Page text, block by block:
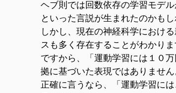
ヘブ則では回数依存の学習モデ
といった言説が生まれたのかもし
しかし、現在の神経科学におけ
スも多く存在することがわかりま
ですから、「運動学習には１０
拠に基づいた表現ではありません
正確に言うなら、「運動学習に